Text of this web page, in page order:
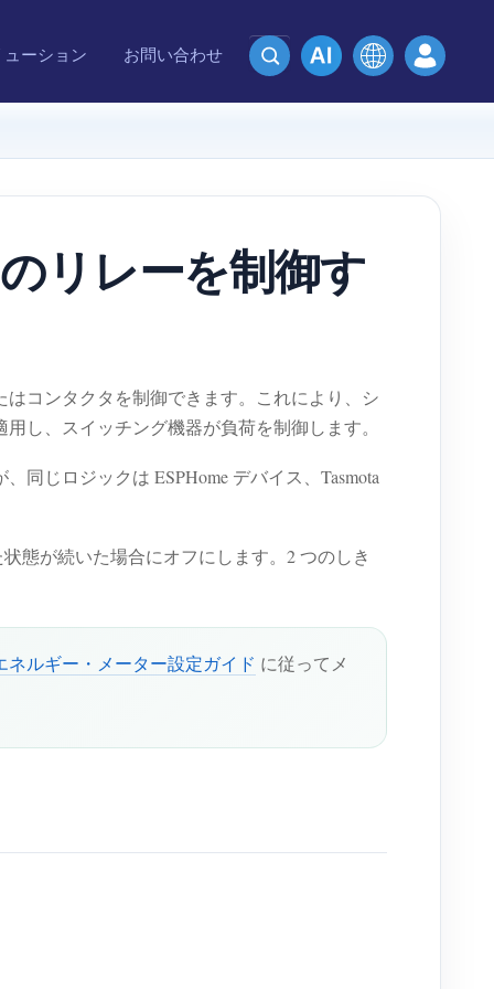
ューション お問い合わせ
リレーを制御す
コンタクタを制御できます。これにより、シ
し、スイッチング機器が負荷を制御します。
同じロジックは ESPHome デバイス、Tasmota
態が続いた場合にオフにします。2 つのしき
ネルギー・メーター設定ガイド に従ってメ